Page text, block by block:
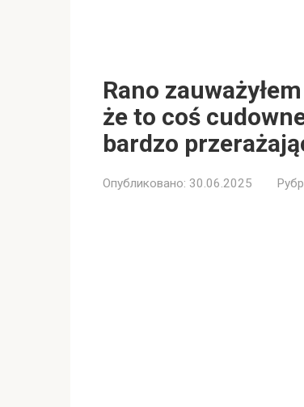
Rano
że to coś
bardzo
Опубликовано: 30.06.2025